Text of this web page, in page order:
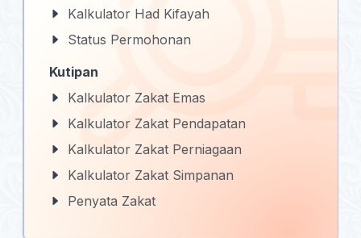
Kalkulator Had Kifayah
Status Permohonan
Kutipan
Kalkulator Zakat Emas
Kalkulator Zakat Pendapatan
Kalkulator Zakat Perniagaan
Kalkulator Zakat Simpanan
Penyata Zakat